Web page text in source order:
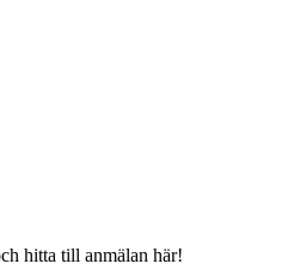
hitta till anmälan här!